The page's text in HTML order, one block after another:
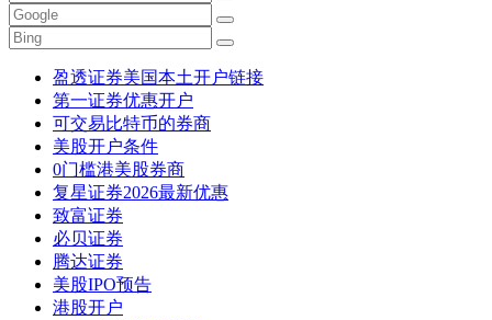
盈透证券美国本土开户链接
第一证券优惠开户
可交易比特币的券商
美股开户条件
0门槛港美股券商
复星证券2026最新优惠
致富证券
必贝证券
腾达证券
美股IPO预告
港股开户